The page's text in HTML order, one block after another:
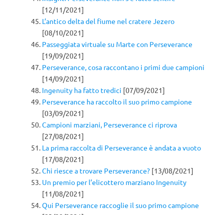
[12/11/2021]
L’antico delta del fiume nel cratere Jezero
[08/10/2021]
Passeggiata virtuale su Marte con Perseverance
[19/09/2021]
Perseverance, cosa raccontano i primi due campioni
[14/09/2021]
Ingenuity ha fatto tredici [07/09/2021]
Perseverance ha raccolto il suo primo campione
[03/09/2021]
Campioni marziani, Perseverance ci riprova
[27/08/2021]
La prima raccolta di Perseverance è andata a vuoto
[17/08/2021]
Chi riesce a trovare Perseverance? [13/08/2021]
Un premio per l’elicottero marziano Ingenuity
[11/08/2021]
Qui Perseverance raccoglie il suo primo campione